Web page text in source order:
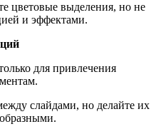
цветовые выделения, но не
и эффектами.
для привлечения
слайдами, но делайте их